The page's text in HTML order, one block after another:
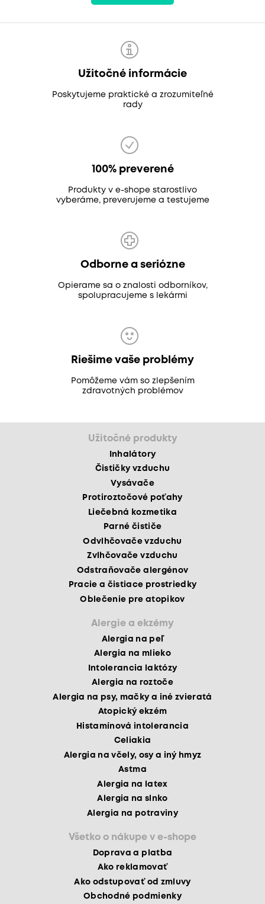
Užitočné informácie
Poskytujeme praktické a zrozumiteľné
rady
100% preverené
Produkty v e-shope starostlivo
vyberáme, preverujeme a testujeme
Odborne a seriózne
Opierame sa o znalosti odborníkov,
spolupracujeme s lekármi
Riešime vaše problémy
Pomôžeme vám so zlepšením
zdravotných problémov
Užitočné produkty
Inhalátory
Čističky vzduchu
Vysávače
Protiroztočové poťahy
Liečebná kozmetika
Parné čističe
Odvlhčovače vzduchu
Zvlhčovače vzduchu
Odstraňovače alergénov
Pracie a čistiace prostriedky
Oblečenie pre atopikov
Alergie a ekzémy
Alergia na peľ
Alergia na mlieko
Intolerancia laktózy
Alergia na roztoče
Alergia na psy, mačky a iné zvieratá
Atopický ekzém
Histamínová intolerancia
Celiakia
Alergia na včely, osy a iný hmyz
Astma
Alergia na latex
Alergia na slnko
Alergia na potraviny
Všetko o nákupe v e-shope
Doprava a platba
Ako reklamovať
Ako odstupovať od zmluvy
Obchodné podmienky